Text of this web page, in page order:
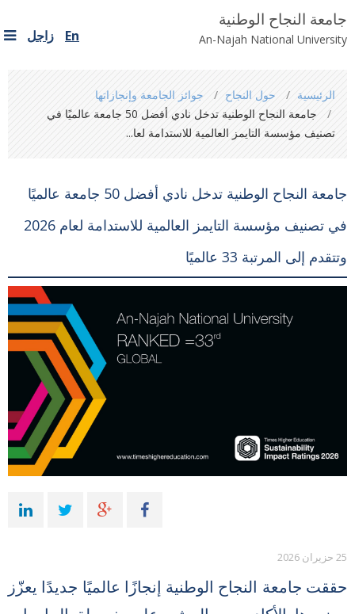
جامعة النجاح الوطنية
An-Najah National University
En زاجل
are
here
الرئيسية حول النجاح
جوائز الجامعة وإنجازاتها
جامعة النجاح الوطنية تدخل نادي أفضل 50 جامعة عالميًا في
تصنيف مؤسسة التايمز العالمية للاستدامة لعا...
جامعة النجاح الوطنية تدخل نادي أفضل 50 جامعة عالميًا
في تصنيف مؤسسة التايمز العالمية للاستدامة لعام 2026
وتتقدم إلى المرتبة 33 عالميًا
25 حزيران 2026
حققت جامعة النجاح الوطنية إنجازًا عالميًا جديدًا يعزّز